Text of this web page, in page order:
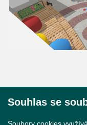
Souhlas se